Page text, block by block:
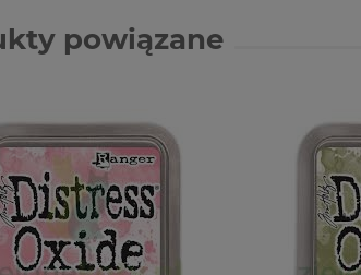
powiązane